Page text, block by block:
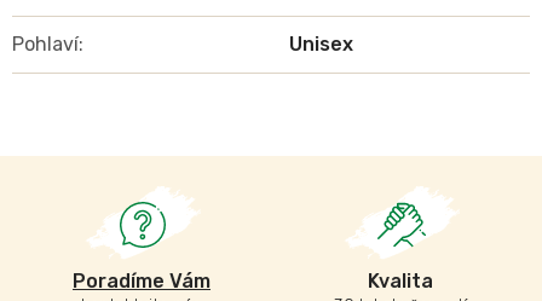
Poradíme Vám Kvalita
Pohlaví: Unisex